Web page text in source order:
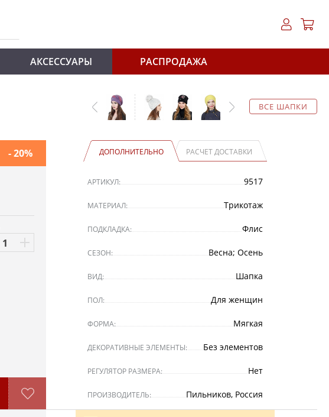
АКСЕССУАРЫ РАСПРОДАЖА
ВСЕ ШАПКИ
- 20% ДОПОЛНИТЕЛЬНО РАСЧЕТ ДОСТАВКИ
АРТИКУЛ: 9517
МАТЕРИАЛ: Трикотаж
ПОДКЛАДКА: Флис
СЕЗОН: Весна; Осень
ВИД: Шапка
ПОЛ: Для женщин
ФОРМА: Мягкая
ДЕКОРАТИВНЫЕ ЭЛЕМЕНТЫ: Без элементов
РЕГУЛЯТОР РАЗМЕРА: Нет
ПРОИЗВОДИТЕЛЬ: Пильников, Россия